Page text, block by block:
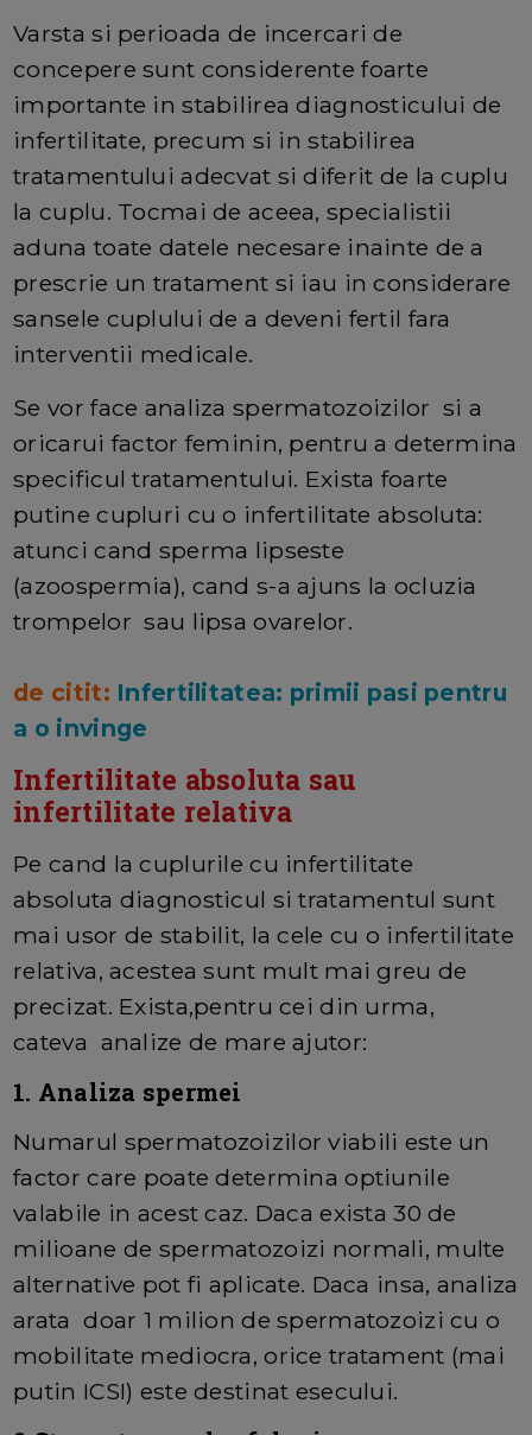
Varsta si perioada de incercari de
concepere sunt considerente foarte
importante in stabilirea diagnosticului de
infertilitate, precum si in stabilirea
tratamentului adecvat si diferit de la cuplu
la cuplu. Tocmai de aceea, specialistii
aduna toate datele necesare inainte de a
prescrie un tratament si iau in considerare
sansele cuplului de a deveni fertil fara
interventii medicale.
Se vor face analiza spermatozoizilor si a
oricarui factor feminin, pentru a determina
specificul tratamentului. Exista foarte
putine cupluri cu o infertilitate absoluta:
atunci cand sperma lipseste
(azoospermia), cand s-a ajuns la ocluzia
trompelor sau lipsa ovarelor.
de citit: Infertilitatea: primii pasi pentru
a o invinge
Infertilitate absoluta sau
infertilitate relativa
Pe cand la cuplurile cu infertilitate
absoluta diagnosticul si tratamentul sunt
mai usor de stabilit, la cele cu o infertilitate
relativa, acestea sunt mult mai greu de
precizat. Exista,pentru cei din urma,
cateva analize de mare ajutor:
1. Analiza spermei
Numarul spermatozoizilor viabili este un
factor care poate determina optiunile
valabile in acest caz. Daca exista 30 de
milioane de spermatozoizi normali, multe
alternative pot fi aplicate. Daca insa, analiza
arata doar 1 milion de spermatozoizi cu o
mobilitate mediocra, orice tratament (mai
putin ICSI) este destinat esecului.